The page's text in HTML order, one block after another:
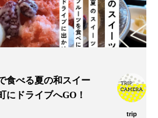
食べる夏の和スイー
にドライブへGO！
trip